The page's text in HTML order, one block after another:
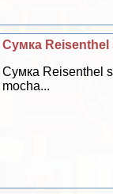
Сумка
Сумка Reisenthel
mocha...